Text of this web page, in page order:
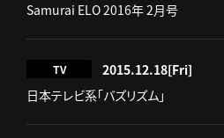
Samurai ELO 2016年 2月号
TV 2015.12.18[Fri]
日本テレビ系「バズリズム」